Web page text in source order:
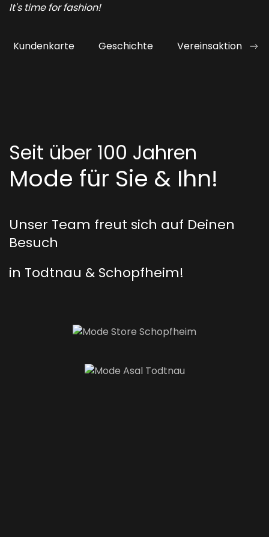
It's time for fashion!
Kundenkarte Geschichte Vereinsaktion
Seit über 100 Jahren
Mode für Sie & Ihn!
Unser Team freut sich auf Deinen
Besuch
in Todtnau & Schopfheim!